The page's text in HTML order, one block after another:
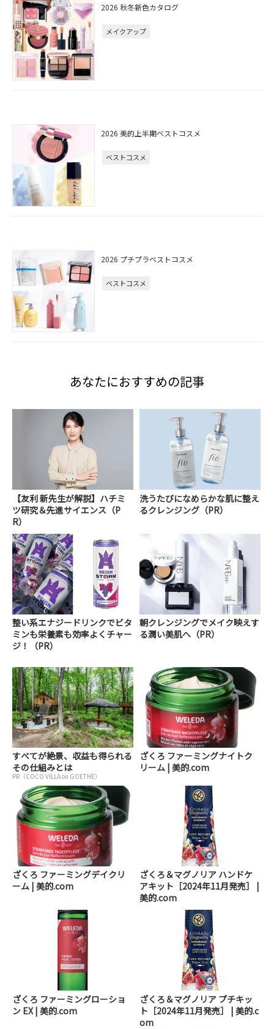
2026 秋冬新色カタログ
メイクアップ
2026 美的上半期ベストコスメ
ベストコスメ
2026 プチプラベストコスメ
ベストコスメ
あなたにおすすめの記事
【友利 新先生が解説】ハチミ
ツ研究＆先進サイエンス（P
R）
洗うたびになめらかな肌に整え
るクレンジング（PR）
整い系エナジードリンクでビタ
ミンも栄養素も効率よくチャー
ジ！（PR）
朝クレンジングでメイク映えす
る潤い美肌へ（PR）
すべてが絶景、収益も得られる
その仕組みとは
PR（COCO VILLA on GOETHE）
ざくろ ファーミングナイトク
リーム | 美的.com
ざくろ ファーミングデイクリ
ーム | 美的.com
ざくろ＆マグノリア ハンドケ
アキット［2024年11月発売］ |
美的.com
ざくろ ファーミングローショ
ン EX | 美的.com
ざくろ＆マグノリア プチキッ
ト［2024年11月発売］ | 美的.c
om